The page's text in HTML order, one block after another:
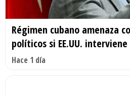
Régimen cubano amenaza
políticos si EE.UU.
Hace 1 día